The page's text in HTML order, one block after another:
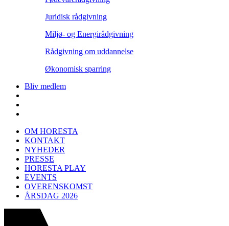
Juridisk rådgivning
Miljø- og Energirådgivning
Rådgivning om uddannelse
Økonomisk sparring
Bliv medlem
OM HORESTA
KONTAKT
NYHEDER
PRESSE
HORESTA PLAY
EVENTS
OVERENSKOMST
ÅRSDAG 2026